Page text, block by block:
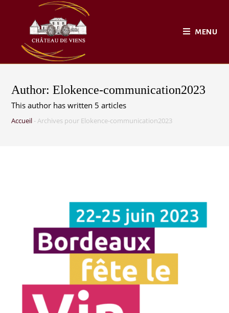
MENU
Author:Elokence-communication2023
This author has written 5 articles
Accueil -Archives pour Elokence-communication2023